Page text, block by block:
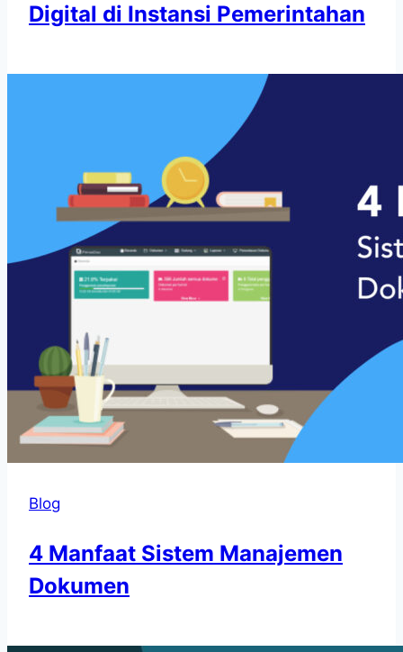
Digital di Instansi Pemerintahan
Blog
4 Manfaat Sistem Manajemen
Dokumen